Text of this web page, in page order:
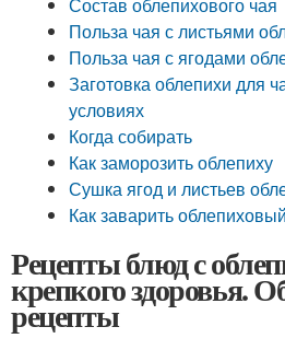
Польза чая с листьями
Польза чая с ягодами
Заготовка облепихи для
условиях
Когда собирать
Как заморозить облепиху
Сушка ягод и листьев
Как заварить
Рецепты блюд с
крепкого здоровья.
рецепты